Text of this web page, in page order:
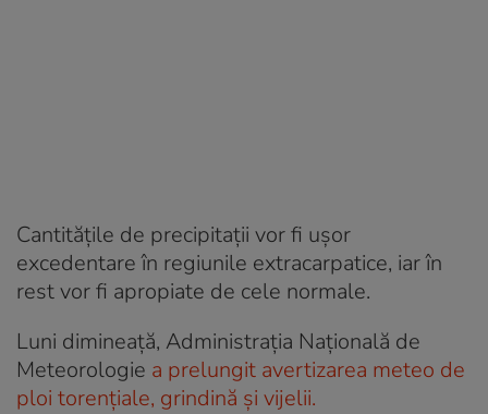
Cantitățile de precipitații vor fi ușor
excedentare în regiunile extracarpatice, iar în
rest vor fi apropiate de cele normale.
Luni dimineață, Administrația Națională de
Meteorologie a prelungit avertizarea meteo de
ploi torențiale, grindină și vijelii.